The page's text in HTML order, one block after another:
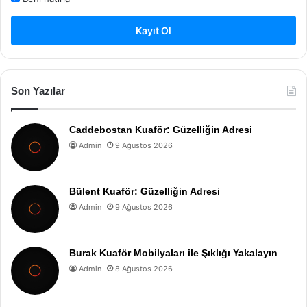
Kayıt Ol
Son Yazılar
Caddebostan Kuaför: Güzelliğin Adresi
Admin 9 Ağustos 2026
Bülent Kuaför: Güzelliğin Adresi
Admin 9 Ağustos 2026
Burak Kuaför Mobilyaları ile Şıklığı Yakalayın
Admin 8 Ağustos 2026